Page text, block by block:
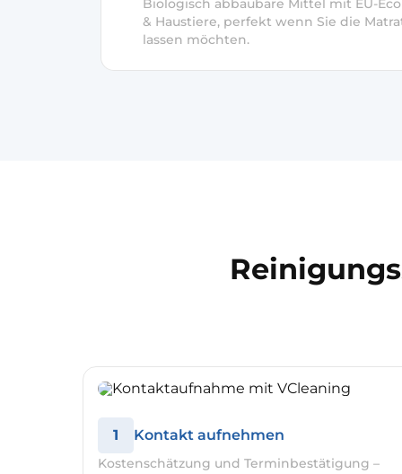
Biologisch abbaubare Mittel mit EU-
& Haustiere, perfekt wenn Sie die
lassen möchten.
1 Kontakt aufnehmen
Kostenschätzung und Terminbestätigung –